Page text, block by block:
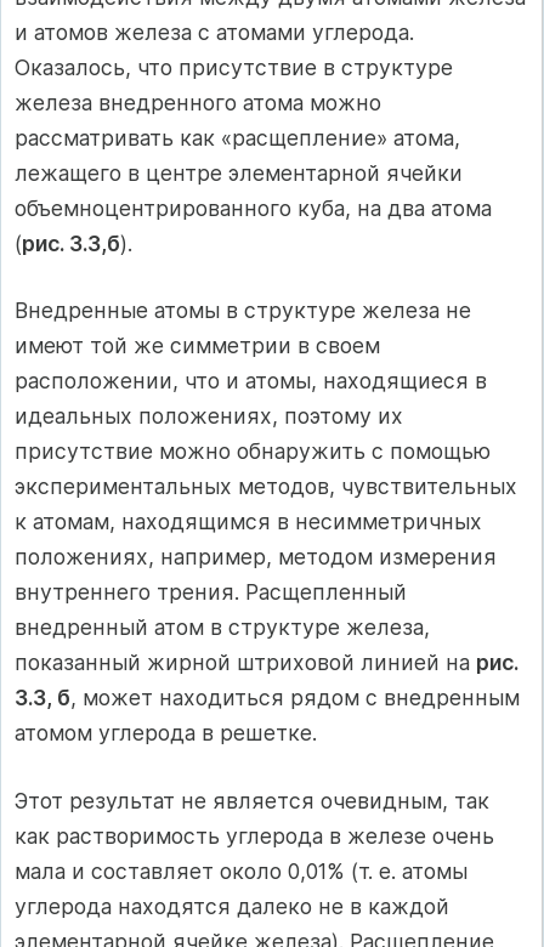
и атомов железа с атомами углерода.
Оказалось, что присутствие в структуре
железа внедренного атома можно
рассматривать как «расщепление» атома,
лежащего в центре элементарной ячейки
объемноцентрированного куба, на два атома
(рис. 3.3,б).
Внедренные атомы в структуре железа не
имеют той же симметрии в своем
расположении, что и атомы, находящиеся в
идеальных положениях, поэтому их
присутствие можно обнаружить с помощью
экспериментальных методов, чувствительных
к атомам, находящимся в несимметричных
положениях, например, методом измерения
внутреннего трения. Расщепленный
внедренный атом в структуре железа,
показанный жирной штриховой линией на рис.
3.3, б, может находиться рядом с внедренным
атомом углерода в решетке.
Этот результат не является очевидным, так
как растворимость углерода в железе очень
мала и составляет около 0,01% (т. е. атомы
углерода находятся далеко не в каждой
элементарной ячейке железа). Расщепление